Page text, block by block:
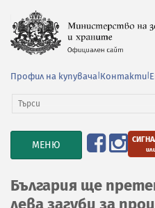
Профил на купувача Контакти
TOGGLE
NAVIGATION
МЕНЮ
България ще
лева загуби за